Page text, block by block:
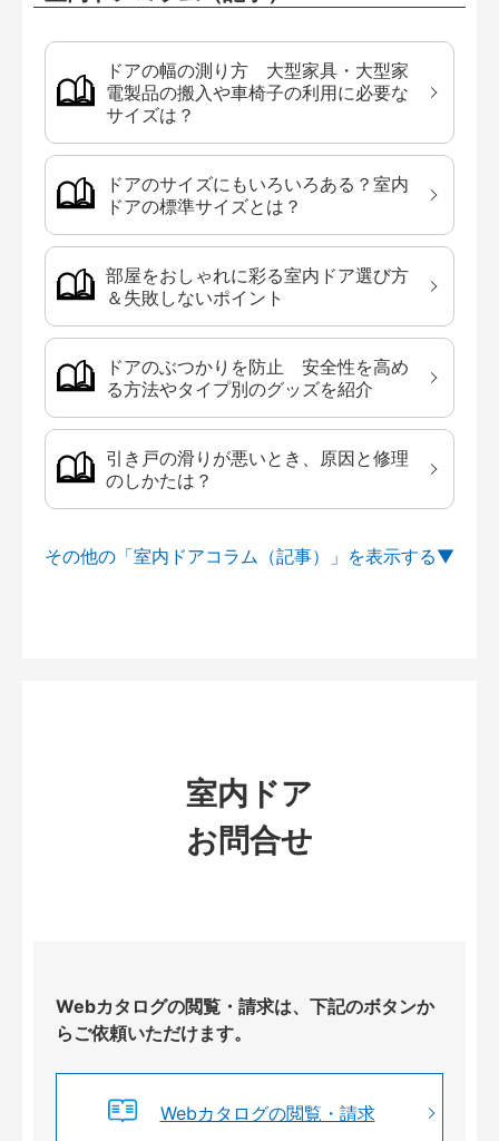
ドアの幅の測り方 大型家具・大型家
電製品の搬入や車椅子の利用に必要な
サイズは？
ドアのサイズにもいろいろある？室内
ドアの標準サイズとは？
部屋をおしゃれに彩る室内ドア選び方
＆失敗しないポイント
ドアのぶつかりを防止 安全性を高め
る方法やタイプ別のグッズを紹介
引き戸の滑りが悪いとき、原因と修理
のしかたは？
その他の「室内ドアコラム（記事）」を
室内ドア
お問合せ
Webカタログの閲覧・請求は、下記のボタンか
らご依頼いただけます。
Webカタログの閲覧・請求